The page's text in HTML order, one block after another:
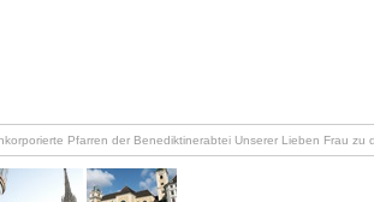
Pfarren der Benediktinerabtei Unserer Lieben Frau zu